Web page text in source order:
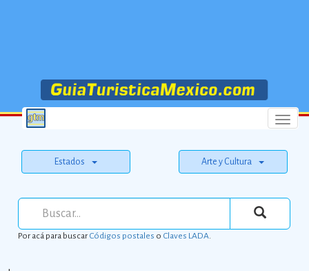
Menu
Estados Arte y Cultura
Por acá para buscarCódigos postales o Claves LADA.